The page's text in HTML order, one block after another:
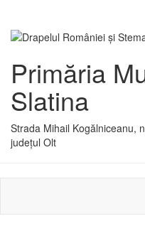
Primăria
Slatina
Strada Mihail Kogălniceanu,
județul Olt